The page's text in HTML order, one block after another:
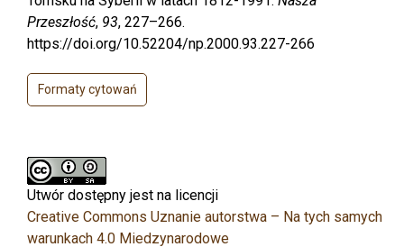
Przeszłość, 93, 227–266.
https://doi.org/10.52204/np.2000.93.227-266
Formaty cytowań
Utwór dostępny jest na licencji
Creative Commons Uznanie autorstwa – Na tych samych
warunkach 4.0 Miedzynarodowe